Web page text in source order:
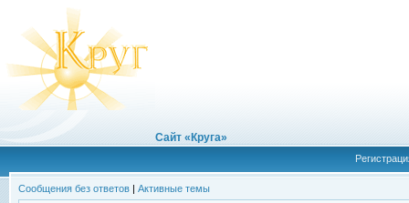
Сайт «Круга»
Сообщения без ответов | Активные темы